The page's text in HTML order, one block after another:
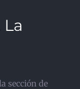
sección de